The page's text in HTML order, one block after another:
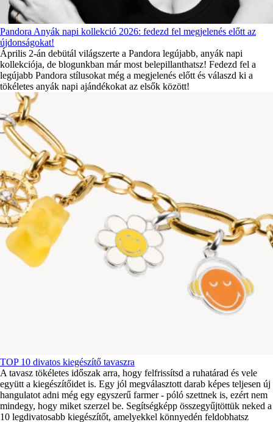
Pandora Anyák napi kollekció 2026: fedezd fel megjelenés előtt az
újdonságokat!
Április 2-án debütál világszerte a Pandora legújabb, anyák napi
kollekciója, de blogunkban már most belepillanthatsz! Fedezd fel a
legújabb Pandora stílusokat még a megjelenés előtt és válaszd ki a
tökéletes anyák napi ajándékokat az elsők között!
TOP 10 divatos kiegészítő tavaszra
A tavasz tökéletes időszak arra, hogy felfrissítsd a ruhatárad és vele
együtt a kiegészítőidet is. Egy jól megválasztott darab képes teljesen új
hangulatot adni még egy egyszerű farmer - póló szettnek is, ezért nem
mindegy, hogy miket szerzel be. Segítségképp összegyűjtöttük neked a
10 legdivatosabb kiegészítőt, amelyekkel könnyedén feldobhatsz